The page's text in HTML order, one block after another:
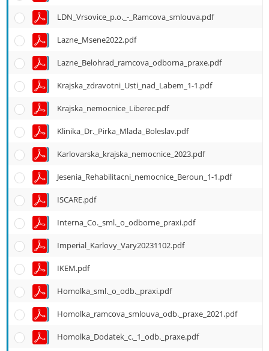
LDN_Vrsovice_p.o._-_Ramcova_smlouva.pdf
Lazne_Msene2022.pdf
Lazne_Belohrad_ramcova_odborna_praxe.pdf
Krajska_zdravotni_Usti_nad_Labem_1-1.pdf
Krajska_nemocnice_Liberec.pdf
Klinika_Dr._Pirka_Mlada_Boleslav.pdf
Karlovarska_krajska_nemocnice_2023.pdf
Jesenia_Rehabilitacni_nemocnice_Beroun_1-1.pdf
ISCARE.pdf
Interna_Co._sml._o_odborne_praxi.pdf
Imperial_Karlovy_Vary20231102.pdf
IKEM.pdf
Homolka_sml._o_odb._praxi.pdf
Homolka_ramcova_smlouva_odb._praxe_2021.pdf
Homolka_Dodatek_c._1_odb._praxe.pdf